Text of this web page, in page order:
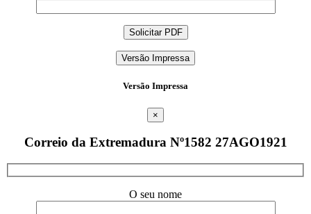
Versão Impressa
Versão Impressa
×
Correio da Extremadura Nº1582 27AGO1921
O seu nome